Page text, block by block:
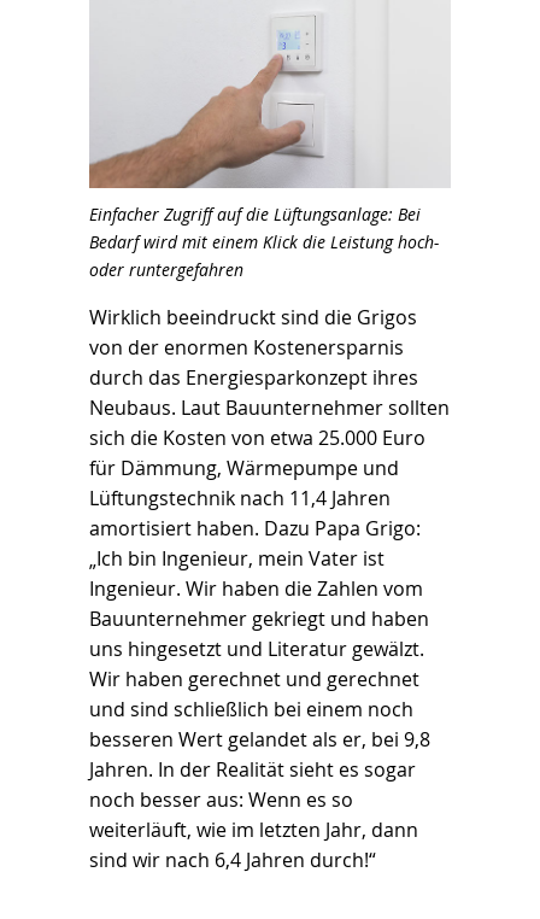
Einfacher Zugriff auf die Lüftungsanlage: Bei
Bedarf wird mit einem Klick die Leistung hoch-
oder runtergefahren
Wirklich beeindruckt sind die Grigos
von der enormen Kostenersparnis
durch das Energiesparkonzept ihres
Neubaus. Laut Bauunternehmer sollten
sich die Kosten von etwa 25.000 Euro
für Dämmung, Wärmepumpe und
Lüftungstechnik nach 11,4 Jahren
amortisiert haben. Dazu Papa Grigo:
„Ich bin Ingenieur, mein Vater ist
Ingenieur. Wir haben die Zahlen vom
Bauunternehmer gekriegt und haben
uns hingesetzt und Literatur gewälzt.
Wir haben gerechnet und gerechnet
und sind schließlich bei einem noch
besseren Wert gelandet als er, bei 9,8
Jahren. In der Realität sieht es sogar
noch besser aus: Wenn es so
weiterläuft, wie im letzten Jahr, dann
sind wir nach 6,4 Jahren durch!“